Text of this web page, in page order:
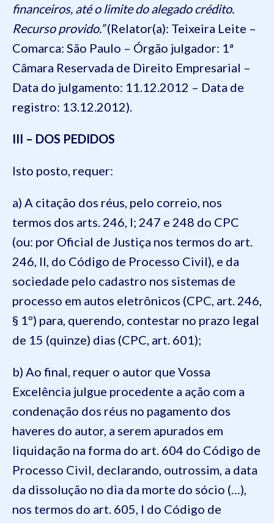
financeiros, até o limite do alegado crédito.
Recurso provido.”(Relator(a): Teixeira Leite –
Comarca: São Paulo – Órgão julgador: 1ª
Câmara Reservada de Direito Empresarial –
Data do julgamento: 11.12.2012 – Data de
registro: 13.12.2012).
III – DOS PEDIDOS
Isto posto, requer:
a) A citação dos réus, pelo correio, nos
termos dos arts. 246, I; 247 e 248 do CPC
(ou: por Oficial de Justiça nos termos do art.
246, II, do Código de Processo Civil), e da
sociedade pelo cadastro nos sistemas de
processo em autos eletrônicos (CPC, art. 246,
§ 1º) para, querendo, contestar no prazo legal
de 15 (quinze) dias (CPC, art. 601);
b) Ao final, requer o autor que Vossa
Excelência julgue procedente a ação com a
condenação dos réus no pagamento dos
haveres do autor, a serem apurados em
liquidação na forma do art. 604 do Código de
Processo Civil, declarando, outrossim, a data
da dissolução no dia da morte do sócio (…),
nos termos do art. 605, I do Código de